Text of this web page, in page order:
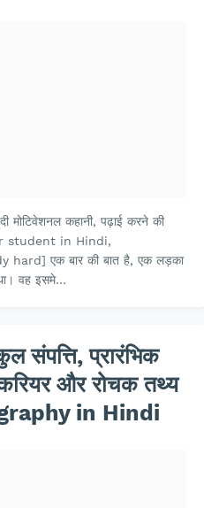
मोटिवेशनल कहानी, पढ़ाई करने की
student in Hindi,
एक बार की बात है, एक लड़का
वह इसमे…
संपत्ति, प्रारंभिक
करियर और रोचक तथ्य
in Hindi